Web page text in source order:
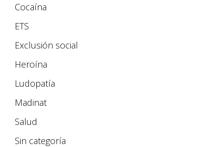
Cocaína
ETS
Exclusión social
Heroína
Ludopatía
Madinat
Salud
Sin categoría